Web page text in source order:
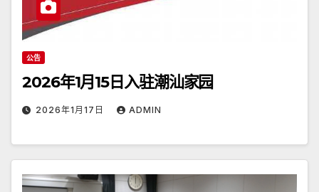
公告
2026年1月15日入驻潮汕家园
2026年1月17日 ADMIN